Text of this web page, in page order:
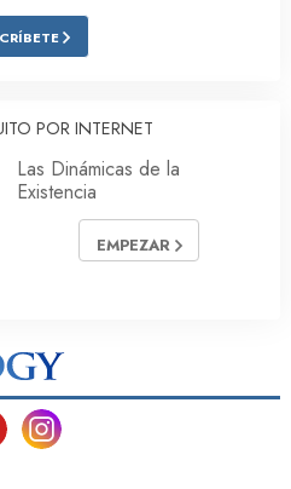
POR INTERNET
Las Dinámicas de la
Existencia
EMPEZAR